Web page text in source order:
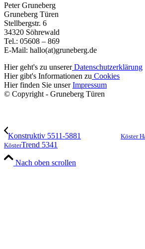
Peter Gruneberg
Gruneberg Türen
Stellbergstr. 6
34320 Söhrewald
Tel.: 05608 – 869
E-Mail: hallo(at)gruneberg.de
Hier geht's zu unsererDatenschutzerklärung
Hier gibt's Informationen zu Cookies
Hier finden Sie unserImpressum
© Copyright - Gruneberg Türen
Konstruktiv 5511-5881
Köster
KösterTrend 5341
Nach oben scrollen